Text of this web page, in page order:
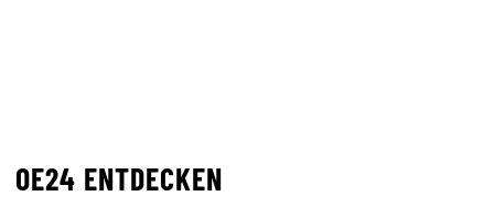
OE24 ENTDECKEN